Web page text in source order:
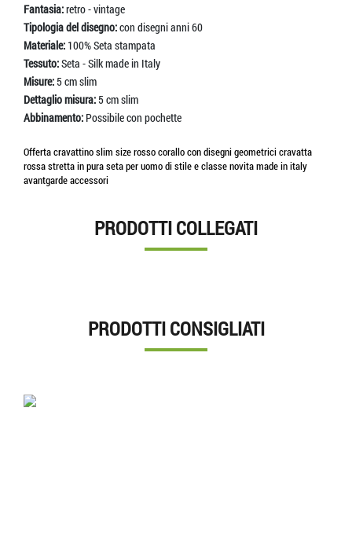
Fantasia:retro - vintage
Tipologia del disegno:con disegni anni 60
Materiale: 100% Seta stampata
Tessuto:Seta - Silk made in Italy
Misure:5 cm slim
Dettaglio misura:5 cm slim
Abbinamento: Possibile con pochette
Offerta cravattino slim size rosso corallo con disegni geometrici cravatta
rossa stretta in pura seta per uomo di stile e classe novita made in italy
avantgarde accessori
PRODOTTI COLLEGATI
PRODOTTI CONSIGLIATI